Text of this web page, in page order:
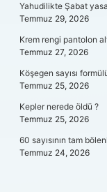
Yahudilikte Şabat
Temmuz 29, 2026
Krem rengi pantolon
Temmuz 27, 2026
Köşegen sayısı
Temmuz 25, 2026
Kepler nerede öldü ?
Temmuz 25, 2026
60 sayısının tam
Temmuz 24, 2026